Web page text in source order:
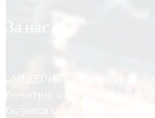
За нас
„ЛИДЕРИТЕ, които
печатно и онлайн
бизнеса и общините,